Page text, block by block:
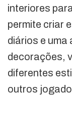
interiores
permite criar
diários e uma
decorações,
diferentes
outros